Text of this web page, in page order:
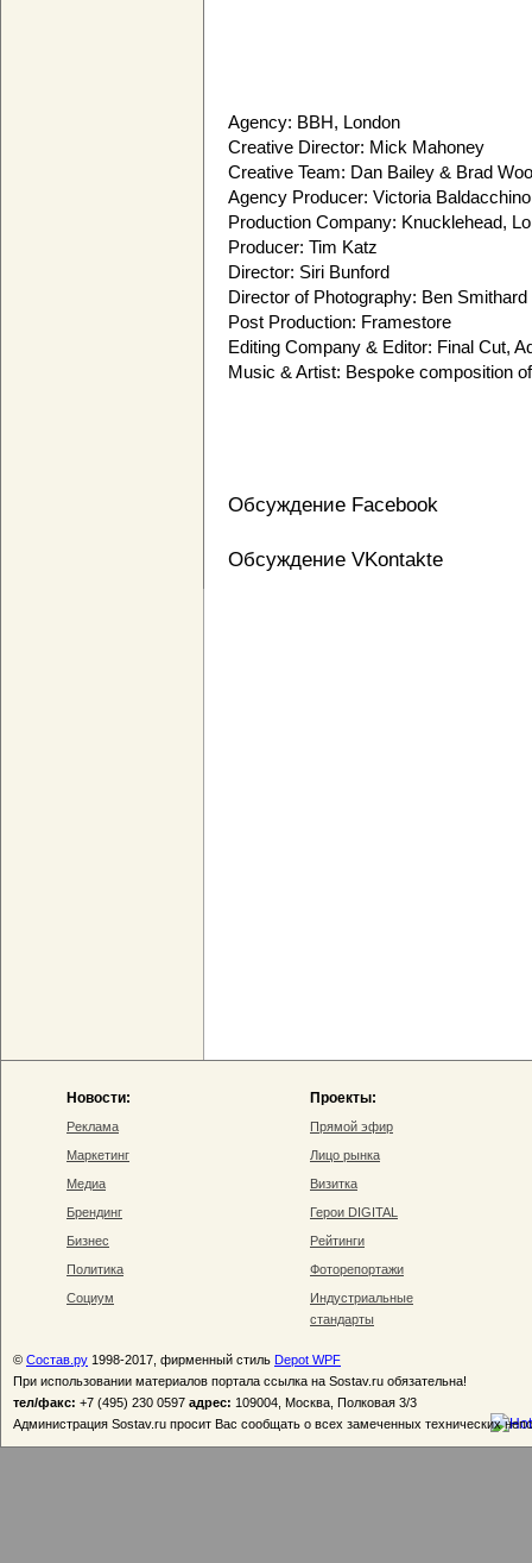
Agency: BBH, London
Creative Director: Mick Mahoney
Creative Team: Dan Bailey & Brad
Agency Producer: Victoria Baldacchino
Production Company: Knucklehead,
Producer: Tim Katz
Director: Siri Bunford
Director of Photography: Ben Smithard
Post Production: Framestore
Editing Company & Editor: Final Cut,
Music & Artist: Bespoke composition
Обсуждение Facebook
Обсуждение VKontakte
Новости:
Реклама
Маркетинг
Медиа
Брендинг
Бизнес
Политика
Социум
Проекты:
Прямой эфир
Лицо рынка
Визитка
Герои DIGITAL
Рейтинги
Фоторепортажи
Индустриальные
стандарты
© Состав.ру 1998-2017, фирменный стиль Depot WPF
При использовании материалов портала ссылка на Sostav.ru обязательна!
тел/факс: +7 (495) 230 0597 адрес: 109004, Москва, Полковая 3/3
Администрация Sostav.ru просит Вас сообщать о всех замеченных технических